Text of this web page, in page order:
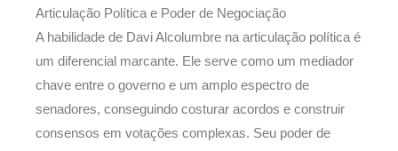
Articulação Política e Poder de Negociação
A habilidade de Davi Alcolumbre na articulação política é
um diferencial marcante. Ele serve como um mediador
chave entre o governo e um amplo espectro de
senadores, conseguindo costurar acordos e construir
consensos em votações complexas. Seu poder de